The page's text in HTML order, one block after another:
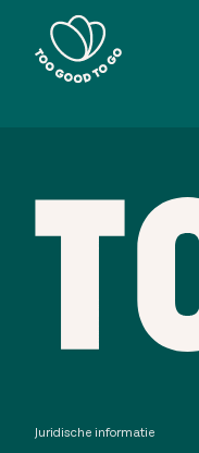
Juridische informatie